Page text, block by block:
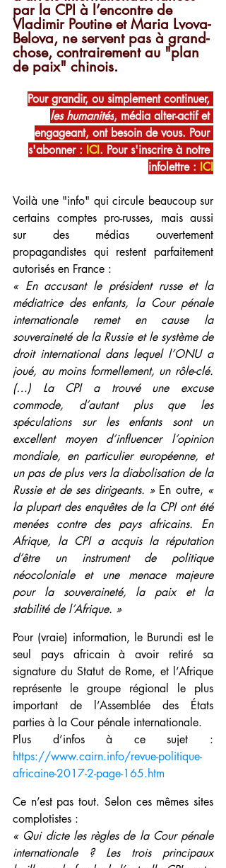
par la CPI à l’encontre de
Vladimir Poutine et Maria Lvova-
Belova, ne servent pas à grand-
chose, contrairement au "plan
de paix" chinois.
Pour grandir, ou simplement continuer,
les humanités, média alter-actif et
engageant, ont besoin de vous. Pour
s'abonner : ICI. Pour s'inscrire à notre
infolettre : ICI
Voilà une "info" qui circule beaucoup sur
certains comptes pro-russes, mais aussi
sur des médias ouvertement
propagandistes qui restent parfaitement
autorisés en France :
« En accusant le président russe et la
médiatrice des enfants, la Cour pénale
internationale remet en cause la
souveraineté de la Russie et le système de
droit international dans lequel l’ONU a
joué, au moins formellement, un rôle-clé.
(…) La CPI a trouvé une excuse
commode, d’autant plus que les
spéculations sur les enfants sont un
excellent moyen d’influencer l’opinion
mondiale, en particulier européenne, et
un pas de plus vers la diabolisation de la
Russie et de ses dirigeants. » En outre, «
la plupart des enquêtes de la CPI ont été
menées contre des pays africains. En
Afrique, la CPI a acquis la réputation
d’être un instrument de politique
néocoloniale et une menace majeure
pour la souveraineté, la paix et la
stabilité de l’Afrique. »
Pour (vraie) information, le Burundi est le
seul pays africain à avoir retiré sa
signature du Statut de Rome, et l’Afrique
représente le groupe régional le plus
important de l’Assemblée des États
parties à la Cour pénale internationale.
https://www.cairn.info/revue-politique-
africaine-2017-2-page-165.htm
Ce n’est pas tout. Selon ces mêmes sites
complotistes :
« Qui dicte les règles de la Cour pénale
internationale ? Les trois principaux